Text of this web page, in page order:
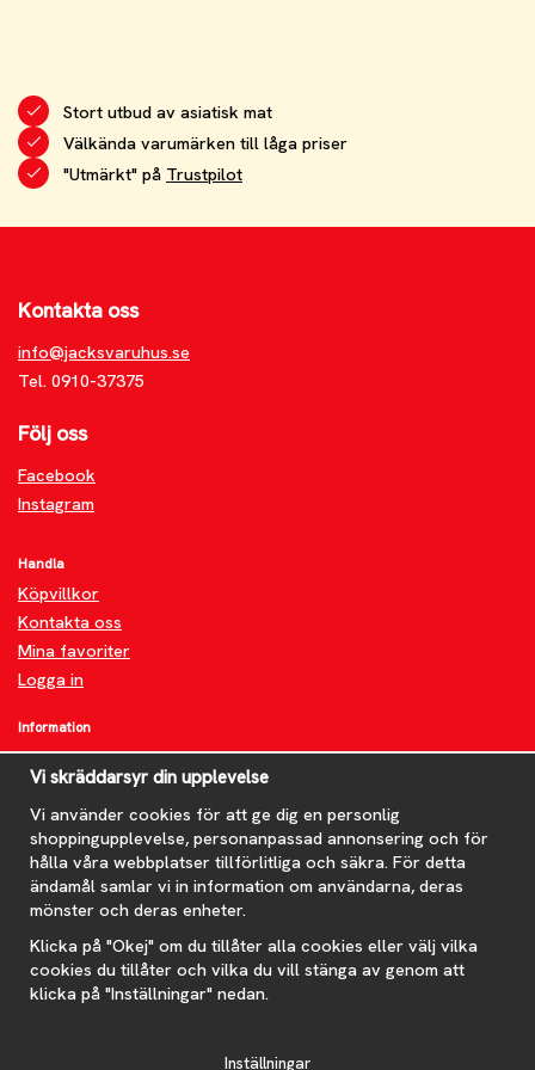
Stort utbud av asiatisk mat
Välkända varumärken till låga priser
"Utmärkt" på Trustpilot
Kontakta oss
info@jacksvaruhus.se
Tel. 0910-37375
Följ oss
Facebook
Instagram
Handla
Köpvillkor
Kontakta oss
Mina favoriter
Logga in
Information
Om oss
FAQ
Nyheter
Nyhetsbrev
Om cookies
Prenumerera på nyhetsbrevet för våra bästa erbjudanden och
nyheter!
E-
postadress
Vi skräddarsyr din upplevelse
Vi använder cookies för att ge dig en personlig
shoppingupplevelse, personanpassad annonsering och för
hålla våra webbplatser tillförlitliga och säkra. För detta
ändamål samlar vi in information om användarna, deras
mönster och deras enheter.
Klicka på "Okej" om du tillåter alla cookies eller välj vilka
cookies du tillåter och vilka du vill stänga av genom att
klicka på "Inställningar" nedan.
Inställningar